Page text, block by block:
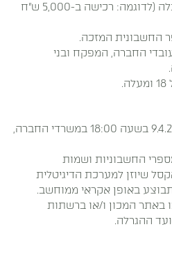
ניתן לצבור מספרים ללא הגבלה (לדוגמה: רכישה ב-5,000 ש"ח
החברה, המפקח ובני
3.1. ההגרלה תיערך ביום 9.4.2026 בשעה 18:00 במשרדי החברה,
החשבוניות ושמות
שיוזן למערכת הדיגיטלית
באתר המכון ו/או ברשתות